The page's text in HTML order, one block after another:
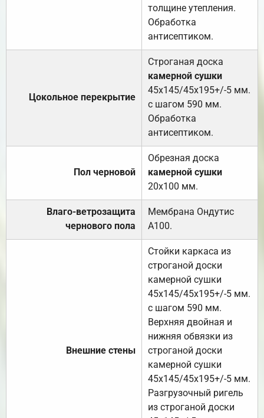
толщине утепления.
Обработка
антисептиком.
Цокольное перекрытие
Строганая доска
камерной сушки
45х145/45х195+/-5 мм.
с шагом 590 мм.
Обработка
антисептиком.
Пол черновой
Обрезная доска
камерной сушки
20х100 мм.
Влаго-ветрозащита
чернового пола
Мембрана Ондутис
А100.
Внешние стены
Стойки каркаса из
строганой доски
камерной сушки
45х145/45х195+/-5 мм.
с шагом 590 мм.
Верхняя двойная и
нижняя обвязки из
строганой доски
камерной сушки
45х145/45х195+/-5 мм.
Разгрузочный ригель
из строганой доски